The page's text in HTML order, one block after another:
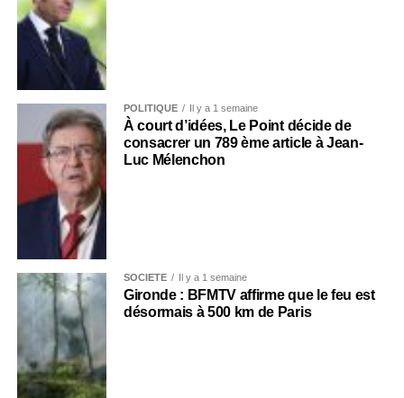
POLITIQUE Il y a 1 semaine
À court d’idées, Le Point décide de
consacrer un 789 ème article à Jean-
Luc Mélenchon
SOCIÉTÉ Il y a 1 semaine
Gironde : BFMTV affirme que le feu est
désormais à 500 km de Paris